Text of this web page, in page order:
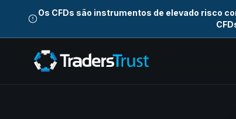
Os CFDs são instrumentos de elevado risco